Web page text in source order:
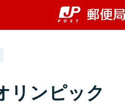
リンピック